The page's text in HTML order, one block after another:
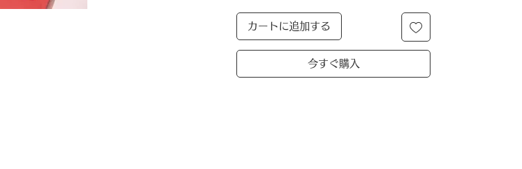
カートに追加する
今すぐ購入